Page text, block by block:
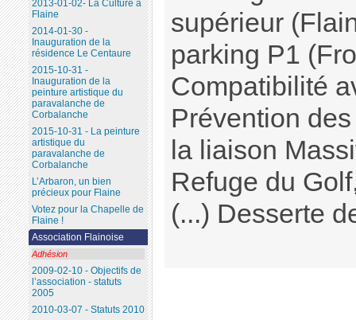
supérieur
parking P1
Compatibilité
Prévention
la liaison
Refuge du
(...) Desserte
2013-01-02- La Culture à
Flaine
2014-01-30 -
Inauguration de la
résidence Le Centaure
2015-10-31 -
Inauguration de la
peinture artistique du
paravalanche de
Corbalanche
2015-10-31 - La peinture
artistique du
paravalanche de
Corbalanche
L’Arbaron, un bien
précieux pour Flaine
Votez pour la Chapelle de
Flaine !
Association Flainoise
Adhésion
2009-02-10 - Objectifs de
l’association - statuts
2005
2010-03-07 - Statuts 2010